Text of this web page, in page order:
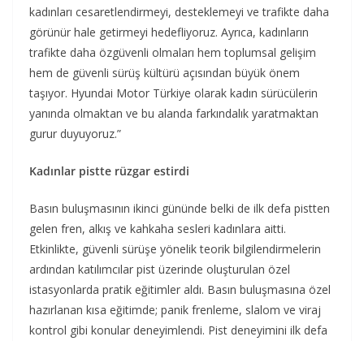
kadınları cesaretlendirmeyi, desteklemeyi ve trafikte daha
görünür hale getirmeyi hedefliyoruz. Ayrıca, kadınların
trafikte daha özgüvenli olmaları hem toplumsal gelişim
hem de güvenli sürüş kültürü açısından büyük önem
taşıyor. Hyundai Motor Türkiye olarak kadın sürücülerin
yanında olmaktan ve bu alanda farkındalık yaratmaktan
gurur duyuyoruz.”
Kadınlar pistte rüzgar estirdi
Basın buluşmasının ikinci gününde belki de ilk defa pistten
gelen fren, alkış ve kahkaha sesleri kadınlara aitti.
Etkinlikte, güvenli sürüşe yönelik teorik bilgilendirmelerin
ardından katılımcılar pist üzerinde oluşturulan özel
istasyonlarda pratik eğitimler aldı. Basın buluşmasına özel
hazırlanan kısa eğitimde; panik frenleme, slalom ve viraj
kontrol gibi konular deneyimlendi. Pist deneyimini ilk defa